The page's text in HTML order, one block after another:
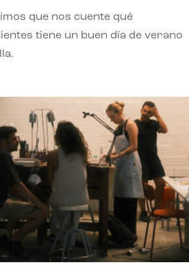
que nos cuente qué
tiene un buen día de verano